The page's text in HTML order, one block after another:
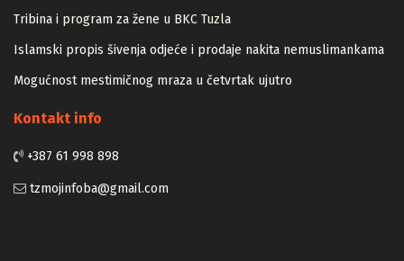
Tribina i program za žene u BKC Tuzla
Islamski propis šivenja odjeće i prodaje nakita nemuslimankama
Mogućnost mestimičnog mraza u četvrtak ujutro
Kontakt info
+387 61 998 898
tzmojinfoba@gmail.com